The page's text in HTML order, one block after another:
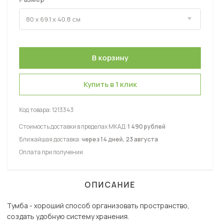
Купить в 1 клик
Код товара:1213343
Стоимость доставки в пределах МКАД:1 490 рублей
Ближайшая доставка:через 14 дней, 23 августа
Оплата при получении
ОПИСАНИЕ
Тумба - хороший способ организовать пространство,
создать удобную систему хранения.